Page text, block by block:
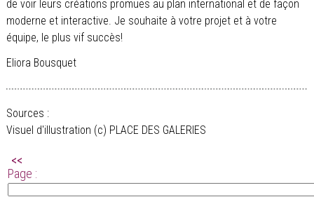
de voir leurs créations promues au plan international et de façon
moderne et interactive. Je souhaite à votre projet et à votre
équipe, le plus vif succès!
Eliora Bousquet
Sources :
Visuel d'illustration (c) PLACE DES GALERIES
<<
Page :